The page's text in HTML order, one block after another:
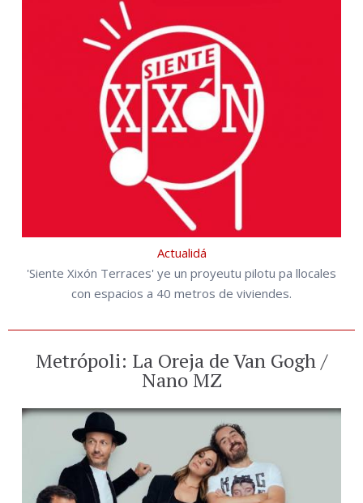
Actualidá
'Siente Xixón Terraces' ye un proyeutu pilotu pa llocales
con espacios a 40 metros de viviendes.
Metrópoli: La Oreja de Van Gogh /
Nano MZ